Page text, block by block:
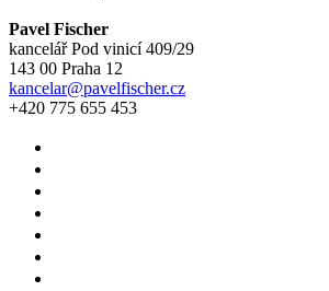
Pavel Fischer
kancelář Pod vinicí 409/29
143 00 Praha 12
kancelar@pavelfischer.cz
+420 775 655 453